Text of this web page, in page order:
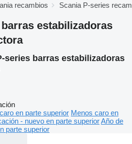
recambios Scania P-series
estabilizadoras
series barras estabilizadoras
en parte superior Menos caro en
- nuevo en parte superiorAño de
parte superior